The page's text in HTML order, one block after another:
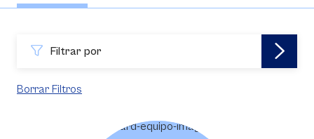
Filtrar por
Borrar Filtros